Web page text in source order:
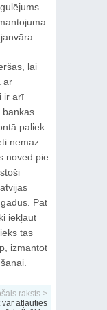
lai
ar
ir arī
bankas
paliek
nemaz
noved pie
Pat
iekļaut
tās
izmantot
raksts >
var atļauties